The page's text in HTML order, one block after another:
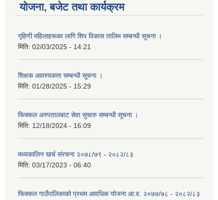
योजना, बजेट तथा कार्यक्रम
गृहिणी महिलाहरूका लागि शिप विकास तालिम सम्बन्धी सूचना ‌।
मिति: 02/03/2025 - 14:21
शिक्षक आवश्यकता सम्बन्धी सूचना ।
मिति: 01/28/2025 - 15:29
फिक्कल अस्पतालबाट सेवा सुचारु सम्बन्धी सूचना ।
मिति: 12/18/2024 - 16:09
मध्यकालिन खर्च संरचना २०७८/७९ - २०८२/८३
मिति: 03/17/2023 - 06:40
फिक्कल गाउँपालिकाको प्रथम आवधिक योजना आ.व. २०७७/७८ - २०८२/८३